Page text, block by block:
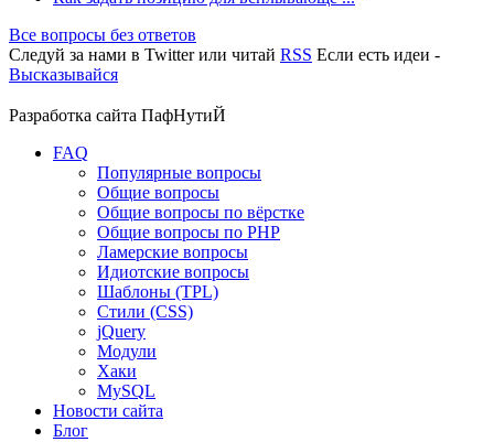
Все вопросы без ответов
Следуй за нами в Twitterили читай RSS Если есть идеи -
Высказывайся
Разработка сайта ПафНутиЙ
FAQ
Популярные вопросы
Общие вопросы
Общие вопросы по вёрстке
Общие вопросы по PHP
Ламерские вопросы
Идиотские вопросы
Шаблоны (TPL)
Стили (CSS)
jQuery
Модули
Хаки
MySQL
Новости сайта
Блог